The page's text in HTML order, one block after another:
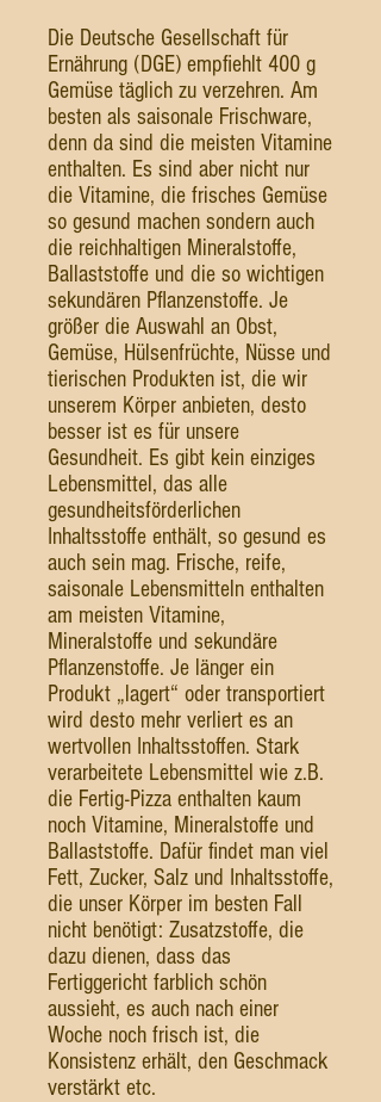
Die Deutsche Gesellschaft für
Ernährung (DGE) empfiehlt 400 g
Gemüse täglich zu verzehren. Am
besten als saisonale Frischware,
denn da sind die meisten Vitamine
enthalten. Es sind aber nicht nur
die Vitamine, die frisches Gemüse
so gesund machen sondern auch
die reichhaltigen Mineralstoffe,
Ballaststoffe und die so wichtigen
sekundären Pflanzenstoffe. Je
größer die Auswahl an Obst,
Gemüse, Hülsenfrüchte, Nüsse und
tierischen Produkten ist, die wir
unserem Körper anbieten, desto
besser ist es für unsere
Gesundheit. Es gibt kein einziges
Lebensmittel, das alle
gesundheitsförderlichen
Inhaltsstoffe enthält, so gesund es
auch sein mag. Frische, reife,
saisonale Lebensmitteln enthalten
am meisten Vitamine,
Mineralstoffe und sekundäre
Pflanzenstoffe. Je länger ein
Produkt „lagert“ oder transportiert
wird desto mehr verliert es an
wertvollen Inhaltsstoffen. Stark
verarbeitete Lebensmittel wie z.B.
die Fertig-Pizza enthalten kaum
noch Vitamine, Mineralstoffe und
Ballaststoffe. Dafür findet man viel
Fett, Zucker, Salz und Inhaltsstoffe,
die unser Körper im besten Fall
nicht benötigt: Zusatzstoffe, die
dazu dienen, dass das
Fertiggericht farblich schön
aussieht, es auch nach einer
Woche noch frisch ist, die
Konsistenz erhält, den Geschmack
verstärkt etc.